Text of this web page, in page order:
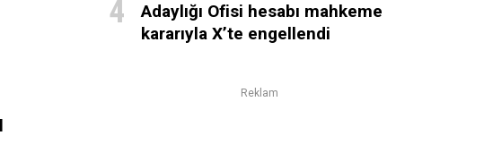
Adaylığı Ofisi hesabı mahkeme
kararıyla X’te engellendi
Reklam